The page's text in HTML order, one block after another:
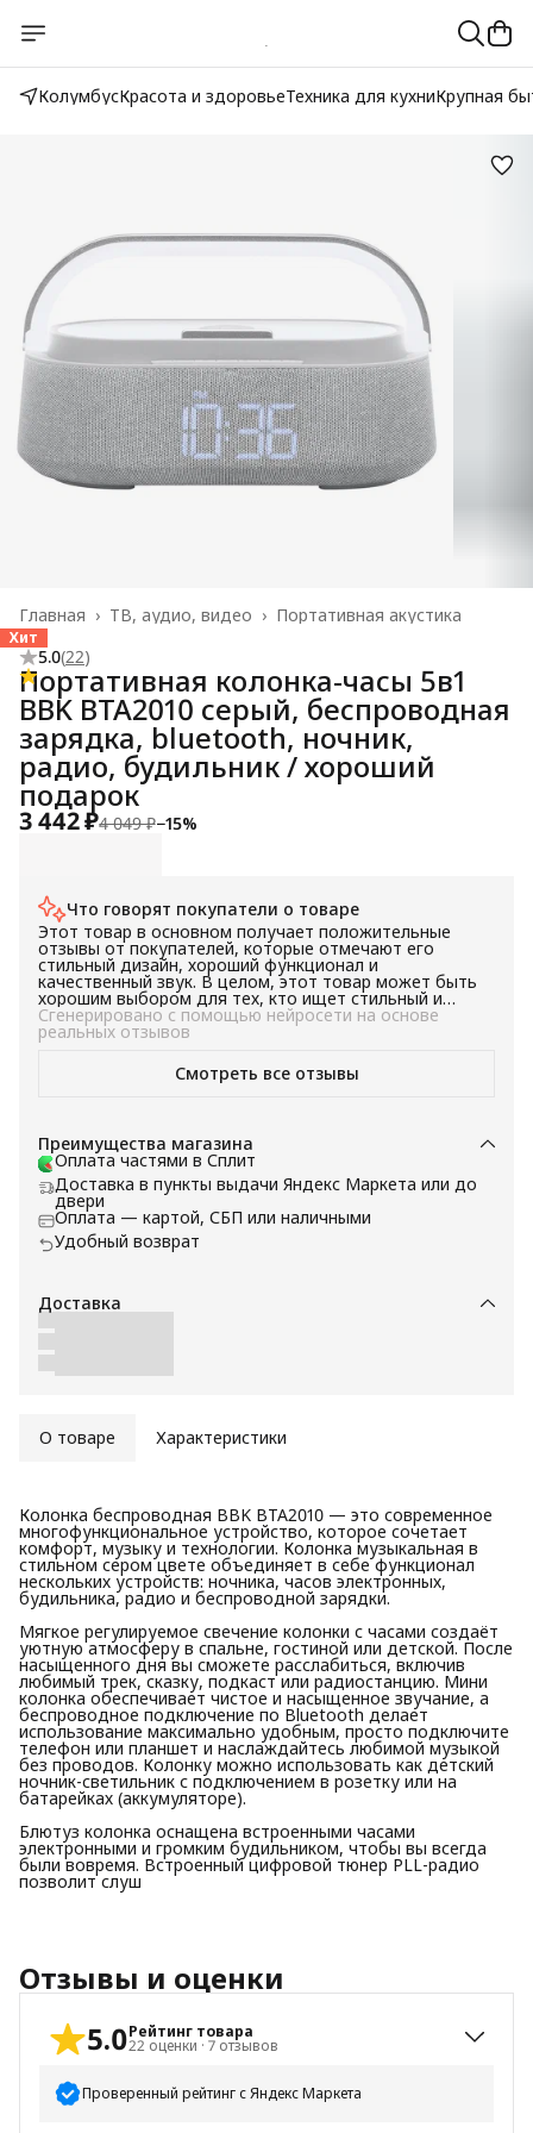
КолумбусКрасота и здоровьеТехника для кухниКрупная
Портативная акустика
ТВ, аудио, видео ›
Главная ›
Хит
5.0(22)
Портативная колонка-часы 5в1
BBK BTA2010 серый, беспроводная
зарядка, bluetooth, ночник,
радио, будильник / хороший
подарок
3 442 ₽4 049 ₽−15%
Что говорят покупатели о товаре
Этот товар в основном получает положительные
отзывы от покупателей, которые отмечают его
стильный дизайн, хороший функционал и
качественный звук. В целом, этот товар может быть
хорошим выбором для тех, кто ищет стильный и
функциональный товар с качественным звуком.
Сгенерировано с помощью нейросети на основе
реальных отзывов
Смотреть все отзывы
Преимущества магазина
Оплата частями в Сплит
Доставка в пункты выдачи Яндекс Маркета или до
двери
Оплата — картой, СБП или наличными
Удобный возврат
Доставка
О товаре Характеристики
Колонка беспроводная BBK BTA2010 — это современное
многофункциональное устройство, которое сочетает
комфорт, музыку и технологии. Колонка музыкальная в
стильном сером цвете объединяет в себе функционал
нескольких устройств: ночника, часов электронных,
будильника, радио и беспроводной зарядки.
Мягкое регулируемое свечение колонки с часами создаёт
уютную атмосферу в спальне, гостиной или детской. После
насыщенного дня вы сможете расслабиться, включив
любимый трек, сказку, подкаст или радиостанцию. Мини
колонка обеспечивает чистое и насыщенное звучание, а
беспроводное подключение по Bluetooth делает
использование максимально удобным, просто подключите
телефон или планшет и наслаждайтесь любимой музыкой
без проводов. Колонку можно использовать как детский
ночник-светильник с подключением в розетку или на
батарейках (аккумуляторе).
Блютуз колонка оснащена встроенными часами
электронными и громким будильником, чтобы вы всегда
были вовремя. Встроенный цифровой тюнер PLL-радио
позволит слуш
Отзывы и оценки
5.0Рейтинг товара
22 оценки · 7 отзывов
Проверенный рейтинг с Яндекс Маркета